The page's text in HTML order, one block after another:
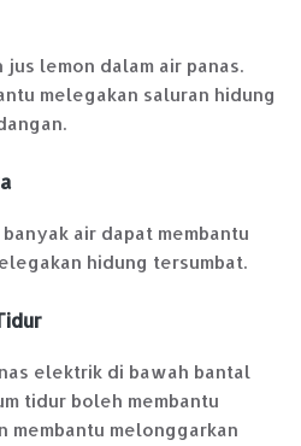
jus lemon dalam air panas.
melegakan saluran hidung
air dapat membantu
hidung tersumbat.
elektrik di bawah bantal
tidur boleh membantu
membantu melonggarkan